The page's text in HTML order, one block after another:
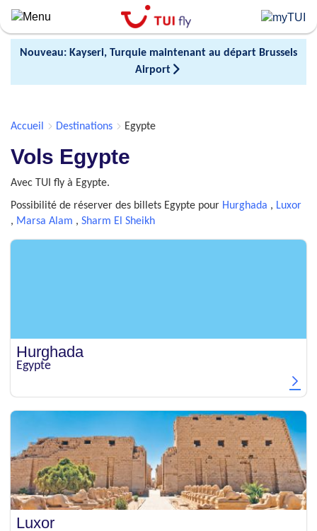
Skip
to
main
contentNouveau: Kayseri, Turquie maintenant au départ Brussels
Airport
Accueil Destinations Egypte
Vols Egypte
Avec TUI fly à Egypte.
Possibilité de réserver des billets Egypte pour Hurghada , Luxor
, Marsa Alam , Sharm El Sheikh
Hurghada
Egypte
Luxor